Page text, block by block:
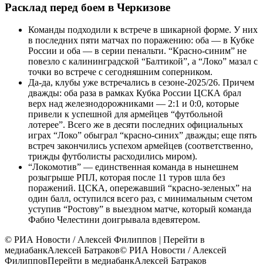
Расклад перед боем в Черкизове
Команды подходили к встрече в шикарной форме. У них
в последних пяти матчах по поражению: оба — в Кубке
России и оба — в серии пенальти. “Красно-синим” не
повезло с калининградской “Балтикой”, а “Локо” мазал с
точки во встрече с сегодняшним соперником.
Да-да, клубы уже встречались в сезоне-2025/26. Причем
дважды: оба раза в рамках Кубка России ЦСКА брал
верх над железнодорожниками — 2:1 и 0:0, которые
привели к успешной для армейцев “футбольной
лотерее”. Всего же в десяти последних официальных
играх “Локо” обыграл “красно-синих” дважды; еще пять
встреч закончились успехом армейцев (соответственно,
трижды футболисты расходились миром).
“Локомотив” — единственная команда в нынешнем
розыгрыше РПЛ, которая после 11 туров шла без
поражений. ЦСКА, опережавший “красно-зеленых” на
один балл, оступился всего раз, с минимальным счетом
уступив “Ростову” в выездном матче, который команда
Фабио Челестини доигрывала вдевятером.
© РИА Новости / Алексей Филиппов | Перейти в
медиабанкАлексей Батраков© РИА Новости / Алексей
ФилипповПерейти в медиабанкАлексей Батраков